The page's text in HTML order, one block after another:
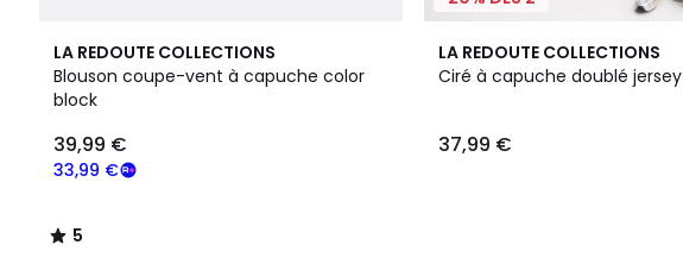
LA REDOUTE COLLECTIONS
Blouson coupe-vent à capuche color
block
€
souscrivez
programme
33,99 €
39,99 €
5
/
5
5
/
LA REDOUTE COLLECTIONS
Ciré à capuche doublé jersey
37,99 €
2
Couleurs